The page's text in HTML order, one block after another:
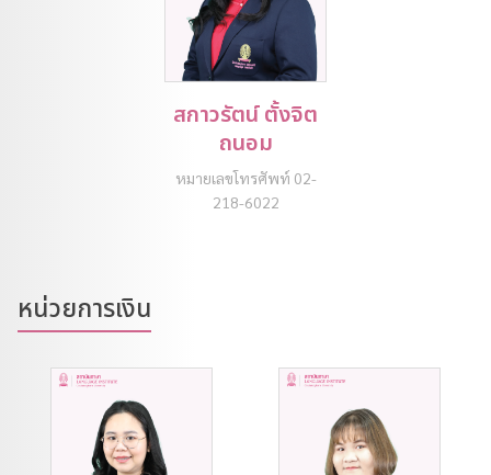
สกาวรัตน์ ตั้งจิต
ถนอม
หมายเลขโทรศัพท์ 02-
218-6022
หน่วยการเงิน